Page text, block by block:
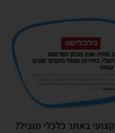
באתר כלכלי מוביל?